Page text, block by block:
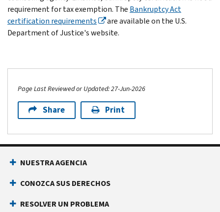
requirement for tax exemption. The Bankruptcy Act
certification requirements
are available on the U.S.
Department of Justice's website.
Page Last Reviewed or Updated: 27-Jun-2026
Share Print
NUESTRA AGENCIA
CONOZCA SUS DERECHOS
RESOLVER UN PROBLEMA